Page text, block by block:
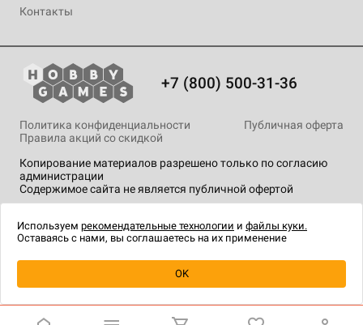
Уведомить о наличии
Контакты
+7 (800) 500-31-36
Копирование материалов разрешено только по согласию
администрации
Содержимое сайта не является публичной офертой
Политика конфиденциальности
Публичная оферта
Правила акций со скидкой
технологии.
Используем рекомендательные технологии и файлы куки.
Оставаясь с нами, вы соглашаетесь на их применение
OK